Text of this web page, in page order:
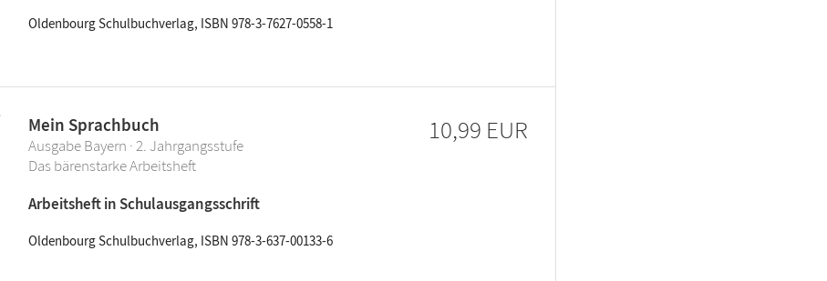
Oldenbourg Schulbuchverlag, ISBN 978-3-7627-0558-1
Mein Sprachbuch
Ausgabe Bayern · 2. Jahrgangsstufe
Das bärenstarke Arbeitsheft
Arbeitsheft in Schulausgangsschrift
Oldenbourg Schulbuchverlag, ISBN 978-3-637-00133-6
10,99 EUR